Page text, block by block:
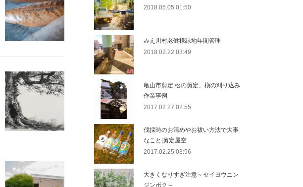
2018.05.05 01:50
みえ川村老健様緑地年間管理
2018.02.22 03:49
亀山市剪定|松の剪定、槇の刈り込み
作業事例
2017.02.27 02:55
伐採時のお清めやお祓い方法で大事
なこと|剪定屋空
2017.02.25 03:56
大きくなりすぎ注意～セイヨウニン
ジンボク～